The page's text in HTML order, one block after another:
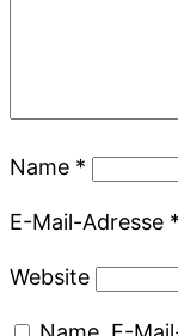
Name *
E-Mail-Adresse *
Website